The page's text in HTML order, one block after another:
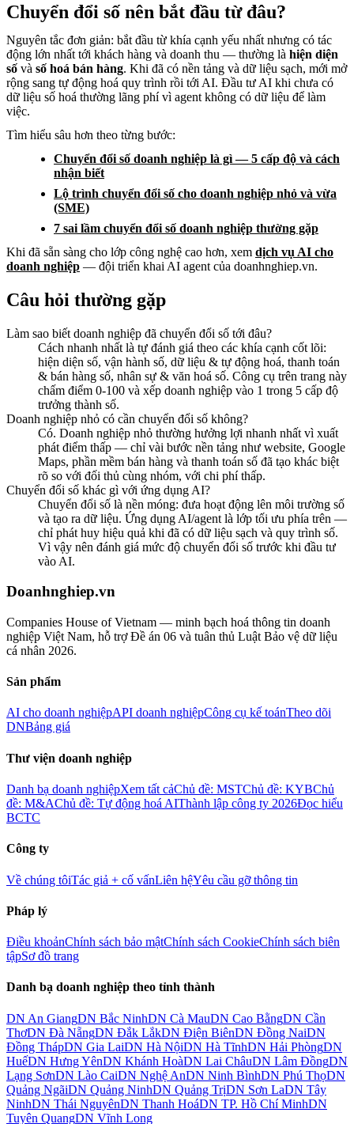
Chuyển đổi số nên bắt đầu từ đâu?
Nguyên tắc đơn giản: bắt đầu từ khía cạnh yếu nhất nhưng có tác
động lớn nhất tới khách hàng và doanh thu — thường là hiện diện
số và số hoá bán hàng. Khi đã có nền tảng và dữ liệu sạch, mới mở
rộng sang tự động hoá quy trình rồi tới AI. Đầu tư AI khi chưa có
dữ liệu số hoá thường lãng phí vì agent không có dữ liệu để làm
việc.
Tìm hiểu sâu hơn theo từng bước:
Chuyển đổi số doanh nghiệp là gì — 5 cấp độ và cách
nhận biết
Lộ trình chuyển đổi số cho doanh nghiệp nhỏ và vừa
(SME)
7 sai lầm chuyển đổi số doanh nghiệp thường gặp
Khi đã sẵn sàng cho lớp công nghệ cao hơn, xem dịch vụ AI cho
doanh nghiệp — đội triển khai AI agent của doanhnghiep.vn.
Câu hỏi thường gặp
Làm sao biết doanh nghiệp đã chuyển đổi số tới đâu?
Cách nhanh nhất là tự đánh giá theo các khía cạnh cốt lõi:
hiện diện số, vận hành số, dữ liệu & tự động hoá, thanh toán
& bán hàng số, nhân sự & văn hoá số. Công cụ trên trang này
chấm điểm 0-100 và xếp doanh nghiệp vào 1 trong 5 cấp độ
trưởng thành số.
Doanh nghiệp nhỏ có cần chuyển đổi số không?
Có. Doanh nghiệp nhỏ thường hưởng lợi nhanh nhất vì xuất
phát điểm thấp — chỉ vài bước nền tảng như website, Google
Maps, phần mềm bán hàng và thanh toán số đã tạo khác biệt
rõ so với đối thủ cùng nhóm, với chi phí thấp.
Chuyển đổi số khác gì với ứng dụng AI?
Chuyển đổi số là nền móng: đưa hoạt động lên môi trường số
và tạo ra dữ liệu. Ứng dụng AI/agent là lớp tối ưu phía trên —
chỉ phát huy hiệu quả khi đã có dữ liệu sạch và quy trình số.
Vì vậy nên đánh giá mức độ chuyển đổi số trước khi đầu tư
vào AI.
Doanhnghiep.vn
Companies House of Vietnam — minh bạch hoá thông tin doanh
nghiệp Việt Nam, hỗ trợ Đề án 06 và tuân thủ Luật Bảo vệ dữ liệu
cá nhân 2026.
Sản phẩm
AI cho doanh nghiệpAPI doanh nghiệpCông cụ kế toánTheo dõi
DNBảng giá
Thư viện doanh nghiệp
Danh bạ doanh nghiệpXem tất cảChủ đề: MSTChủ đề: KYBChủ
đề: M&AChủ đề: Tự động hoá AIThành lập công ty 2026Đọc hiểu
BCTC
Công ty
Về chúng tôiTác giả + cố vấnLiên hệYêu cầu gỡ thông tin
Pháp lý
Điều khoảnChính sách bảo mậtChính sách CookieChính sách biên
tậpSơ đồ trang
Danh bạ doanh nghiệp theo tỉnh thành
DN An GiangDN Bắc NinhDN Cà MauDN Cao BằngDN Cần
ThơDN Đà NẵngDN Đắk LắkDN Điện BiênDN Đồng NaiDN
Đồng ThápDN Gia LaiDN Hà NộiDN Hà TĩnhDN Hải PhòngDN
HuếDN Hưng YênDN Khánh HoàDN Lai ChâuDN Lâm ĐồngDN
Lạng SơnDN Lào CaiDN Nghệ AnDN Ninh BìnhDN Phú ThọDN
Quảng NgãiDN Quảng NinhDN Quảng TrịDN Sơn LaDN Tây
NinhDN Thái NguyênDN Thanh HoáDN TP. Hồ Chí MinhDN
Tuyên QuangDN Vĩnh Long